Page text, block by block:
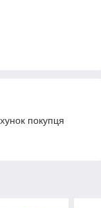
покупця